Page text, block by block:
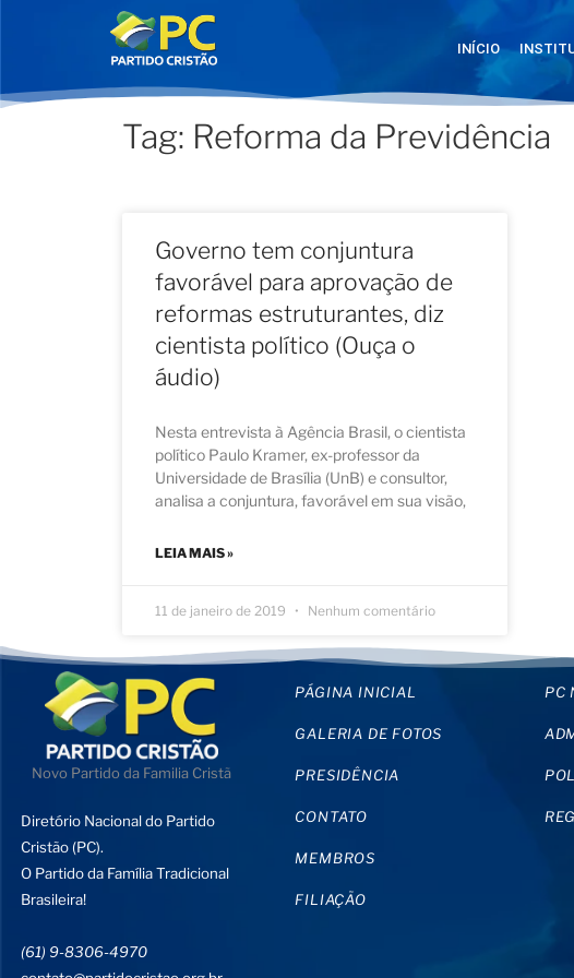
INÍCIO
Tag: Reforma da Previdência
Governo tem conjuntura
favorável para aprovação de
reformas estruturantes, diz
cientista político (Ouça o
áudio)
Nesta entrevista à Agência Brasil, o cientista
político Paulo Kramer, ex-professor da
Universidade de Brasília (UnB) e consultor,
analisa a conjuntura, favorável em sua visão,
LEIA MAIS »
11 de janeiro de 2019 Nenhum comentário
Novo Partido da Familia Cristã
Diretório Nacional do Partido
Cristão (PC).
O Partido da Família Tradicional
Brasileira!
(61) 9-8306-4970
PÁGINA INICIAL
GALERIA DE FOTOS
PRESIDÊNCIA
CONTATO
MEMBROS
FILIAÇÃO
PC